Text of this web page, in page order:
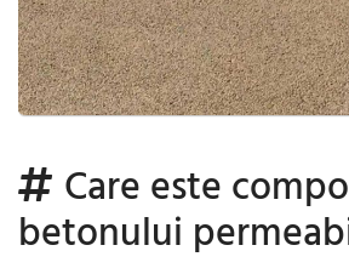
Care este
betonului